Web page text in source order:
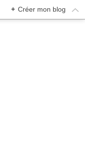
+ Créer mon blog